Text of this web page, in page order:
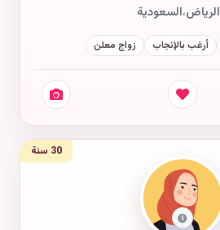
الرياض،السعودية
أرغب بالإنجاب زواج معلن
30 سنة